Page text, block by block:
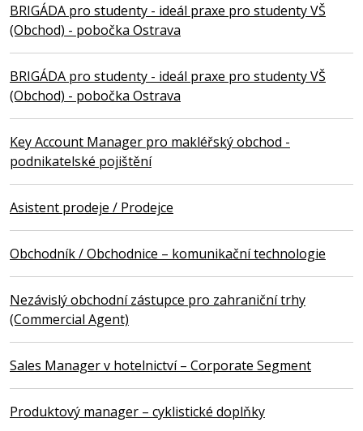
BRIGÁDA pro studenty - ideál praxe pro studenty VŠ
(Obchod) - pobočka Ostrava
BRIGÁDA pro studenty - ideál praxe pro studenty VŠ
(Obchod) - pobočka Ostrava
Key Account Manager pro makléřský obchod -
podnikatelské pojištění
Asistent prodeje / Prodejce
Obchodník / Obchodnice – komunikační technologie
Nezávislý obchodní zástupce pro zahraniční trhy
(Commercial Agent)
Sales Manager v hotelnictví – Corporate Segment
Produktový manager – cyklistické doplňky